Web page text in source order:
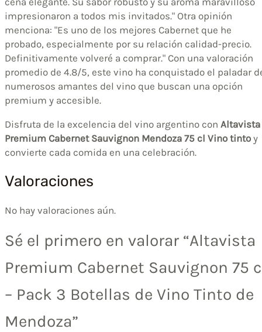
impresionaron a todos mis invitados." Otra opinión
menciona: "Es uno de los mejores Cabernet que he
probado, especialmente por su relación calidad-precio.
Definitivamente volveré a comprar." Con una valoración
promedio de 4.8/5, este vino ha conquistado el paladar
numerosos amantes del vino que buscan una opción
premium y accesible.
Disfruta de la excelencia del vino argentino con Altavista
Premium Cabernet Sauvignon Mendoza 75 cl Vino tinto y
convierte cada comida en una celebración.
Valoraciones
No hay valoraciones aún.
Sé el primero en valorar “Altavista
Premium Cabernet Sauvignon 75
– Pack 3 Botellas de Vino Tinto de
Mendoza”